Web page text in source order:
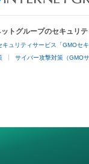
トグループのセキュリ
ュリティサービス「GMOセキ
サイバー攻撃対策（GMO